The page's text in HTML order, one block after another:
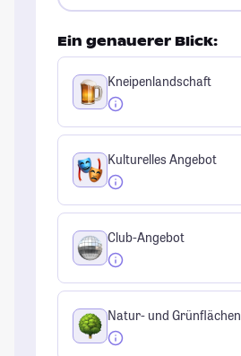
Ein genauerer Blick:
Kneipenlandschaft
Kulturelles Angebot
Club-Angebot
Natur- und Grünflächen